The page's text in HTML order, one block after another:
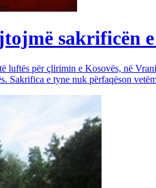
sakrificën
luftës për çlirimin e Kosovës, në
Sakrifica e tyne nuk përfaqëson